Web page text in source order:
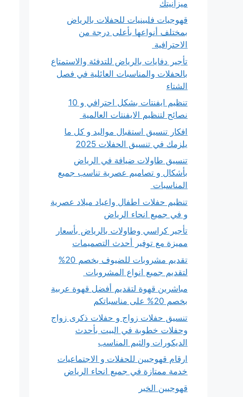
ميزانيتك
قهوجيات فلبينيات للحفلات بالرياض
بمختلف أنواعها بأعلى درجة من
الاحترافية
تأجير دفايات بالرياض للتدفئة والاستمتاع
بالحفلات والمناسبات العائلية في فصل
الشتاء
تنظيم ايفنتات بشكل احترافي و 10
نصائح لتنظيم الايفنتات العالمية
افكار تنسيق استقبال مواليد و كل ما
يلزمك في تنسيق الحفلات 2025
تنسيق طاولات ضيافة في الرياض
بأشكال و تصاميم عصرية تناسب جميع
المناسبات
تنظيم حفلات اطفال واعياد ميلاد عصرية
و في جميع انحاء الرياض
تأجير كراسي وطاولات بالرياض بأسعار
مميزة مع توفير أحدث التصميمات
تقديم مشروبات للضيوف بخصم 20%
لتقديم جميع انواع المشروبات
مباشرين قهوة لتقديم أفضل قهوة عربية
بخصم 20% على مناسباتكم
تنسيق حفلات زواج و حفلات ذكرى زواج
وحفلات خطوبة في البيت بأحدث
الديكورات والثيم المناسب
ارقام قهوجيين للحفلات و الاجتماعيات
خدمة ممتازة في جميع انحاء الرياض
قهوجيين الخبر